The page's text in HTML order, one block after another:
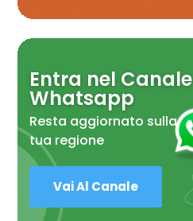
Entra nel Canale
Whatsapp
Resta aggiornato sulla
tua regione
Vai Al Canale